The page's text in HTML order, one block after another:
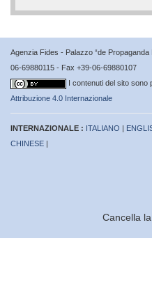
Agenzia Fides - Palazzo “de
06-69880115 - Fax +39-06-69880107
I contenuti del sito sono
Attribuzione 4.0 Internazionale
INTERNAZIONALE : ITALIANO |
CHINESE |
Cancella